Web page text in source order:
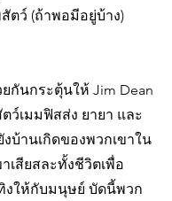
ตว์ (ถ้าพอมีอยู่บ้าง)
กันกระตุ้นให้ Jim Dean
ว์เมมฟิสส่ง ยายา และ
งบ้านเกิดของพวกเขาใน
เสียสละทั้งชีวิตเพื่อ
งให้กับมนุษย์ บัดนี้พวก